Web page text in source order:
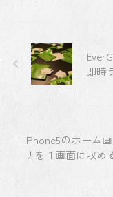
即時
iPhone5のホーム
リを１画面に収め